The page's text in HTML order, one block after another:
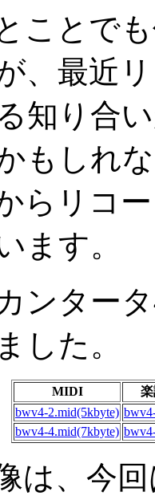
ことで
、最近
知り合
もしれ
らリコ
ます。
ンター
した。
MIDI
bwv4-2.mid(5kbyte)
bwv4-4.mid(7kbyte)
は、今回